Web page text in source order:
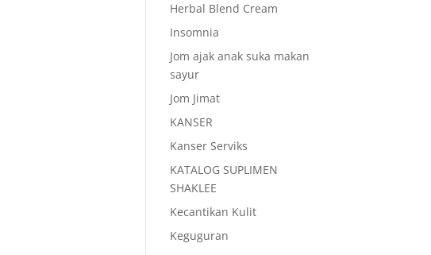
Herbal Blend Cream
Insomnia
Jom ajak anak suka makan
sayur
Jom Jimat
KANSER
Kanser Serviks
KATALOG SUPLIMEN
SHAKLEE
Kecantikan Kulit
Keguguran